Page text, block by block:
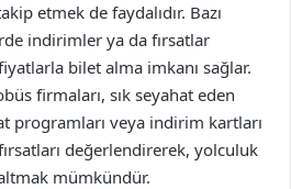
etmek de faydalıdır. Bazı
indirimler ya da fırsatlar
bilet alma imkanı sağlar.
firmaları, sık seyahat eden
programları veya indirim kartları
değerlendirerek, yolculuk
mümkündür.